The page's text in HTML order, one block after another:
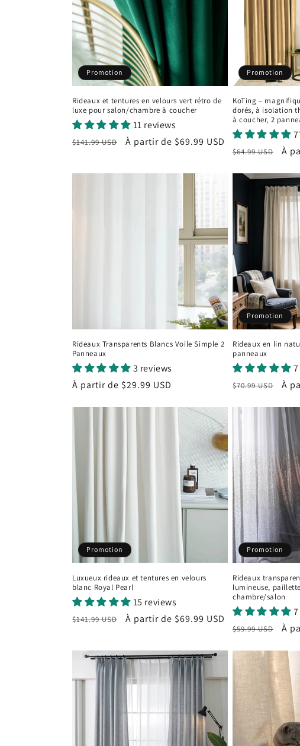
:
Promotion
Rideaux et tentures en velours vert rétro de
luxe pour salon/chambre à coucher
11 reviews
Prix
$141.99 USD
Prix
À partir de $69.99 USD
Promotion
KoTing –
dorés, à isolation
à coucher, 2
Prix
$64.99 USD
Prix
À
Rideaux Transparents Blancs Voile Simple 2
Panneaux
3 reviews
Prix
À partir de $29.99 USD
Promotion
Rideaux en lin
panneaux
Prix
$70.99 USD
Prix
À
Promotion
Luxueux rideaux et tentures en velours
blanc Royal Pearl
15 reviews
Prix
$141.99 USD
Prix
À partir de $69.99 USD
Promotion
Rideaux
lumineuse,
chambre/salon
Prix
$59.99 USD
Prix
À